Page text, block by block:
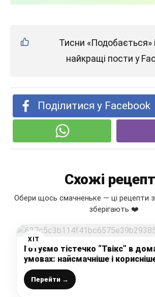
Тисни «Подобається»
найкращі пости у
Поділитися у Facebook
Схожі
Обери щось смачненьке — ці рецепти
зберігають ❤️
ХІТ
Готуємо тістечко “Твікс” в
умовах: найсмачніше і
магазинної версії, а все дуже
приготувати
Перейти →